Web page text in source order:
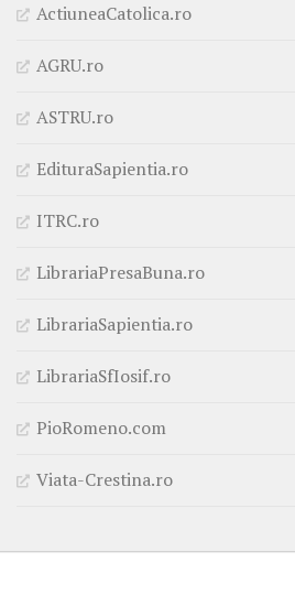
ActiuneaCatolica.ro
AGRU.ro
ASTRU.ro
EdituraSapientia.ro
ITRC.ro
LibrariaPresaBuna.ro
LibrariaSapientia.ro
LibrariaSfIosif.ro
PioRomeno.com
Viata-Crestina.ro